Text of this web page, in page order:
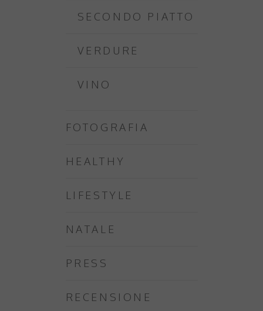
SECONDO PIATTO
VERDURE
VINO
FOTOGRAFIA
HEALTHY
LIFESTYLE
NATALE
PRESS
RECENSIONE